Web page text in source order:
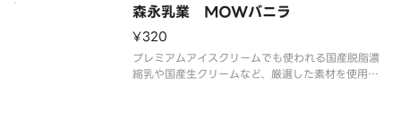
森永乳業 MOWバニラ
¥320
プレミアムアイスクリームでも使われる国産脱脂濃
縮乳や国産生クリームなど、厳選した素材を使用し